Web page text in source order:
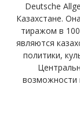
Deutsche
Казахстане.
тиражом в
являются
политики,
возможности